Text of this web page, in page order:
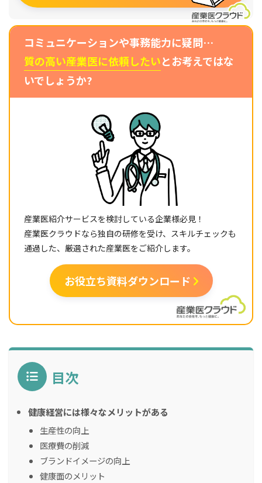
コミュニケーションや事務能力に疑問…
質の高い産業医に依頼したいとお考えではな
いでしょうか?
産業医紹介サービスを検討している企業様必見！
産業医クラウドなら独自の研修を受け、スキルチェックも
通過した、厳選された産業医をご紹介します。
お役立ち資料ダウンロード
目次
健康経営には様々なメリットがある
生産性の向上
医療費の削減
ブランドイメージの向上
健康面のメリット